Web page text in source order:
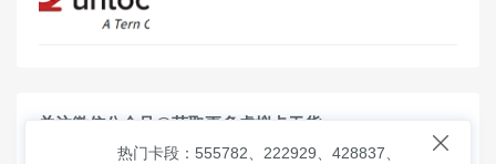
关注微信公众号@获取更多虚拟卡干货

热门卡段：555782、222929、428837、